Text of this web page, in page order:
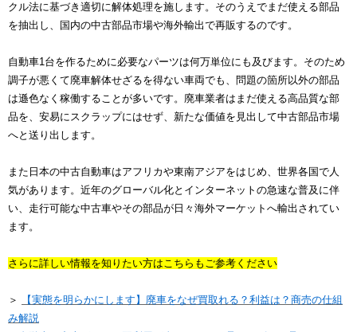
クル法に基づき適切に解体処理を施します。そのうえでまだ使える部品
を抽出し、国内の中古部品市場や海外輸出で再販するのです。
自動車1台を作るために必要なパーツは何万単位にも及びます。そのため
調子が悪くて廃車解体せざるを得ない車両でも、問題の箇所以外の部品
は遜色なく稼働することが多いです。廃車業者はまだ使える高品質な部
品を、安易にスクラップにはせず、新たな価値を見出して中古部品市場
へと送り出します。
また日本の中古自動車はアフリカや東南アジアをはじめ、世界各国で人
気があります。近年のグローバル化とインターネットの急速な普及に伴
い、走行可能な中古車やその部品が日々海外マーケットへ輸出されてい
ます。
さらに詳しい情報を知りたい方はこちらもご参考ください
＞
【実態を明らかにします】廃車をなぜ買取れる？利益は？商売の仕組
み解説